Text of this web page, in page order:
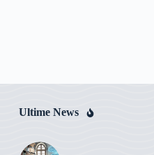
Ultime News